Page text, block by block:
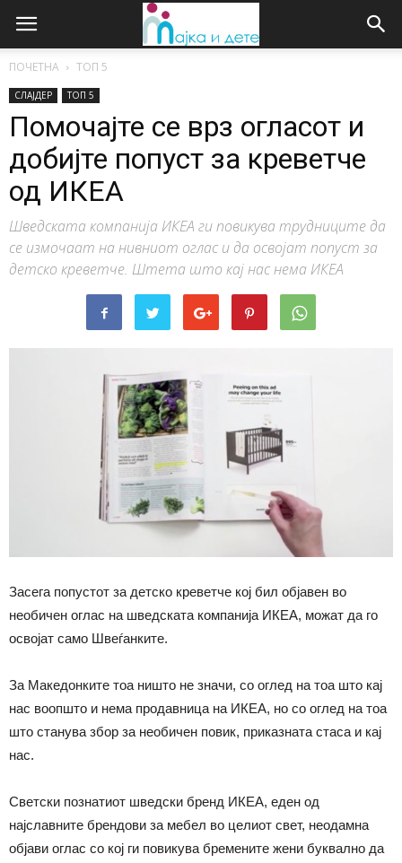
ПОЧЕТНА ТОП 5
СЛАЈДЕР ТОП 5
Помочајте се врз огласот и
добијте попуст за креветче
од ИКЕА
Шведската компанија ИКЕА ги повикува трудниците да
се измочаат на нивниот оглас и да освојат попуст за
детско креветче. Штета што кај нас нема ИКЕА
Засега попустот за детско креветче кој бил објавен во
необичен оглас на шведската компанија ИКЕА, можат да го
освојат само Швеѓанките.
За Македонките тоа ништо не значи, со оглед на тоа што кај
нас воопшто и нема продавница на ИКЕА, но со оглед на тоа
што станува збор за необичен повик, приказната стаса и кај
нас.
Светски познатиот шведски бренд ИКЕА, еден од
најславните брендови за мебел во целиот свет, неодамна
објави оглас со кој ги повикува бремените жени буквално да